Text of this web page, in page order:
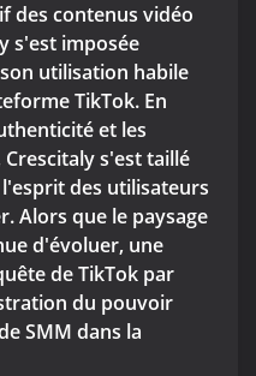
des contenus vidéo
s'est imposée
utilisation habile
TikTok. En
et les
s'est taillé
des utilisateurs
Alors que le paysage
d'évoluer, une
de TikTok par
du pouvoir
SMM dans la